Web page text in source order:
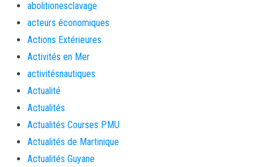
abolitionesclavage
acteurs économiques
Actions Extérieures
Activités en Mer
activitésnautiques
Actualité
Actualités
Actualités Courses PMU
Actualités de Martinique
Actualités Guyane